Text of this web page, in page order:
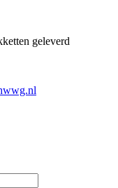
geleverd